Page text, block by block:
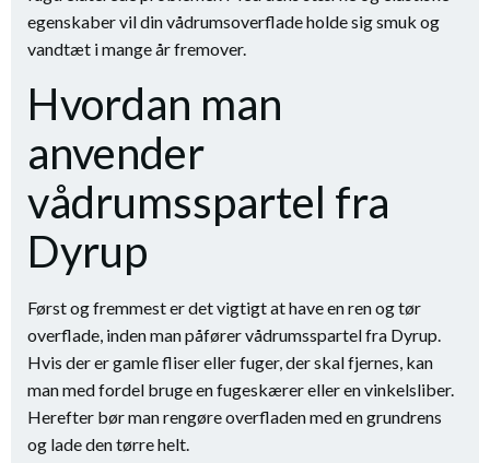
egenskaber vil din vådrumsoverflade holde sig smuk og
vandtæt i mange år fremover.
Hvordan man
anvender
vådrumsspartel fra
Dyrup
Først og fremmest er det vigtigt at have en ren og tør
overflade, inden man påfører vådrumsspartel fra Dyrup.
Hvis der er gamle fliser eller fuger, der skal fjernes, kan
man med fordel bruge en fugeskærer eller en vinkelsliber.
Herefter bør man rengøre overfladen med en grundrens
og lade den tørre helt.